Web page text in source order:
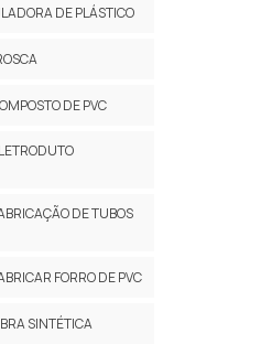
DE PLÁSTICO
DE PVC
DE TUBOS
FORRO DE PVC
SINTÉTICA